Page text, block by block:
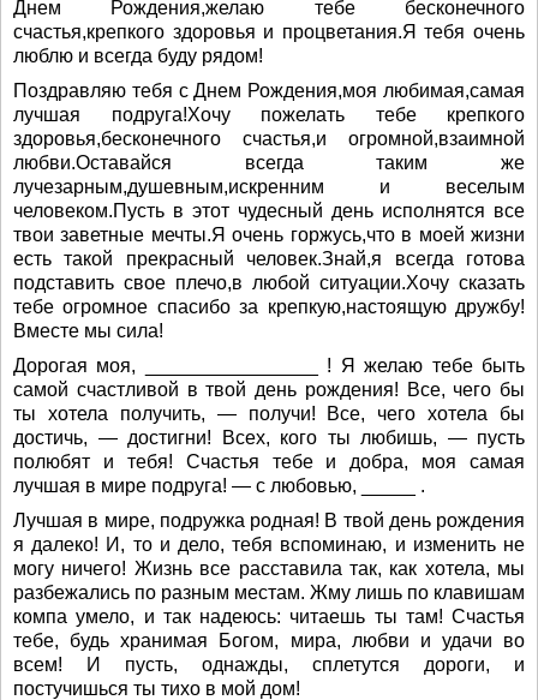
Днем Рождения,желаю тебе бесконечного
счастья,крепкого здоровья и процветания.Я тебя очень
люблю и всегда буду рядом!
Поздравляю тебя с Днем Рождения,моя любимая,самая
лучшая подруга!Хочу пожелать тебе крепкого
здоровья,бесконечного счастья,и огромной,взаимной
любви.Оставайся всегда таким же
лучезарным,душевным,искренним и веселым
человеком.Пусть в этот чудесный день исполнятся все
твои заветные мечты.Я очень горжусь,что в моей жизни
есть такой прекрасный человек.Знай,я всегда готова
подставить свое плечо,в любой ситуации.Хочу сказать
тебе огромное спасибо за крепкую,настоящую дружбу!
Вместе мы сила!
Дорогая моя, ________________ ! Я желаю тебе быть
самой счастливой в твой день рождения! Все, чего бы
ты хотела получить, — получи! Все, чего хотела бы
достичь, — достигни! Всех, кого ты любишь, — пусть
полюбят и тебя! Счастья тебе и добра, моя самая
лучшая в мире подруга! — с любовью, _____ .
Лучшая в мире, подружка родная! В твой день рождения
я далеко! И, то и дело, тебя вспоминаю, и изменить не
могу ничего! Жизнь все расставила так, как хотела, мы
разбежались по разным местам. Жму лишь по клавишам
компа умело, и так надеюсь: читаешь ты там! Счастья
тебе, будь хранимая Богом, мира, любви и удачи во
всем! И пусть, однажды, сплетутся дороги, и
постучишься ты тихо в мой дом!